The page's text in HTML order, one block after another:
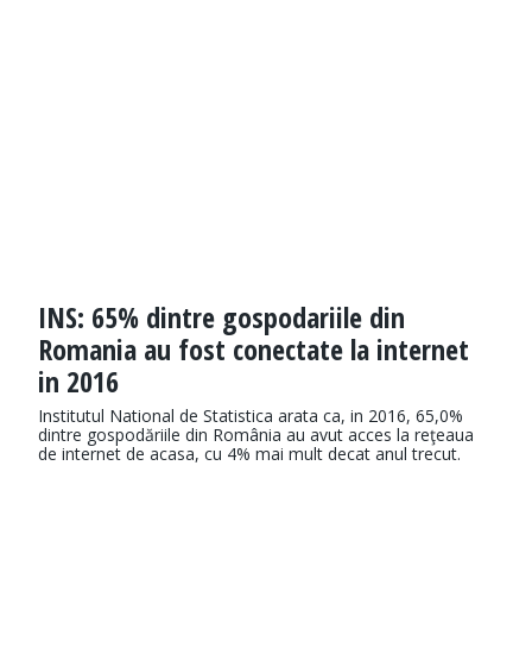
INS: 65% dintre gospodariile din
Romania au fost conectate la internet
in 2016
Institutul National de Statistica arata ca, in 2016, 65,0%
dintre gospodăriile din România au avut acces la reţeaua
de internet de acasa, cu 4% mai mult decat anul trecut.